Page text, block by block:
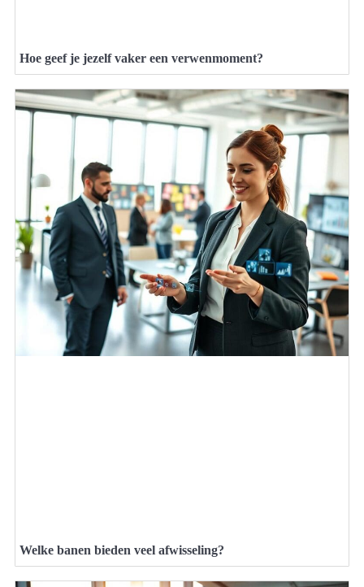
Hoe geef je jezelf vaker een verwenmoment?
Welke banen bieden veel afwisseling?